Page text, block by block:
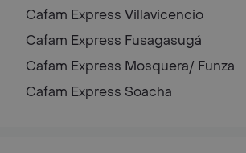
Cafam Express Villavicencio
Cafam Express Fusagasugá
Cafam Express Mosquera/ Funza
Cafam Express Soacha